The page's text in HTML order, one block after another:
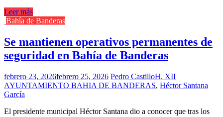
Leer más
Bahía de Banderas
Se mantienen operativos permanentes de
seguridad en Bahía de Banderas
febrero 23, 2026febrero 25, 2026 Pedro CastilloH. XII
AYUNTAMIENTO BAHIA DE BANDERAS, Héctor Santana
García
El presidente municipal Héctor Santana dio a conocer que tras los